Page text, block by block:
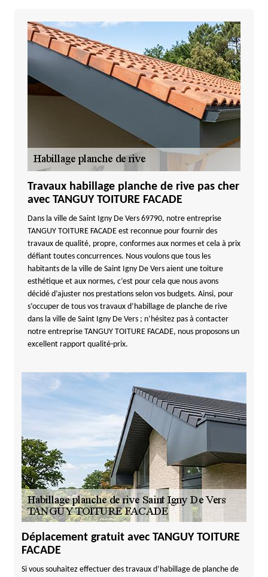
Travaux habillage planche de rive pas cher
avec TANGUY TOITURE FACADE
Dans la ville de Saint Igny De Vers 69790, notre entreprise
TANGUY TOITURE FACADE est reconnue pour fournir des
travaux de qualité, propre, conformes aux normes et cela à prix
défiant toutes concurrences. Nous voulons que tous les
habitants de la ville de Saint Igny De Vers aient une toiture
esthétique et aux normes, c’est pour cela que nous avons
décidé d’ajuster nos prestations selon vos budgets. Ainsi, pour
s’occuper de tous vos travaux d’habillage de planche de rive
dans la ville de Saint Igny De Vers ; n’hésitez pas à contacter
notre entreprise TANGUY TOITURE FACADE, nous proposons un
excellent rapport qualité-prix.
Déplacement gratuit avec TANGUY TOITURE
FACADE
Si vous souhaitez effectuer des travaux d’habillage de planche de